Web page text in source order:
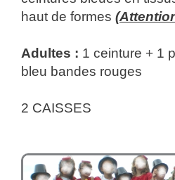
haut de formes
Adultes : 1 ceinture + 1
bleu bandes rouges
2 CAISSES